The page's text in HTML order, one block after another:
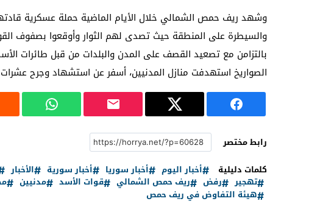
وشهد ريف حمص الشمالي خلال الأيام الماضية حملة عسكرية
والسيطرة على المنطقة حيث تصدى لهم الثوار وأوقعوا بصفوف
بالتزامن مع تصعيد القصف على المدن والبلدات من قبل طائرات
الصواريخ استهدفت منازل المدنيين، أسفر عن استشهاد وجرح
رابط مختصر
كلمات دليلية
أخبار اليوم أخبار سوريا أخبار سورية الأخبار
تهجير
رفض ريف حمص الشمالي قوات الأسد مدنيين
هيئة التفاوض في ريف حمص